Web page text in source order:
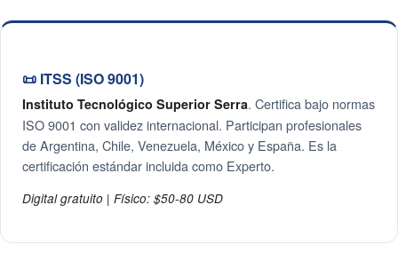
📜 ITSS (ISO 9001)
Instituto Tecnológico Superior Serra. Certifica bajo normas
ISO 9001 con validez internacional. Participan profesionales
de Argentina, Chile, Venezuela, México y España. Es la
certificación estándar incluida como Experto.
Digital gratuito | Físico: $50-80 USD